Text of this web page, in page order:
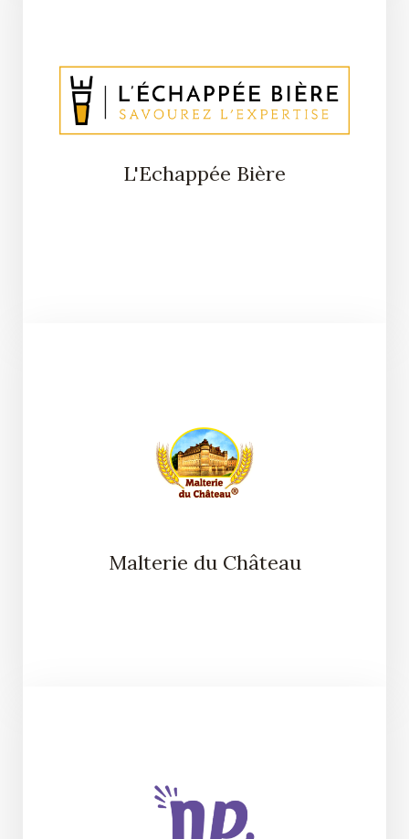
L'Echappée Bière
Malterie du Château